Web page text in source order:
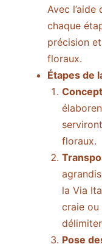
Avec
chaque
précision
floraux.
Étapes de
floraux.
la Via
craie ou
Pose